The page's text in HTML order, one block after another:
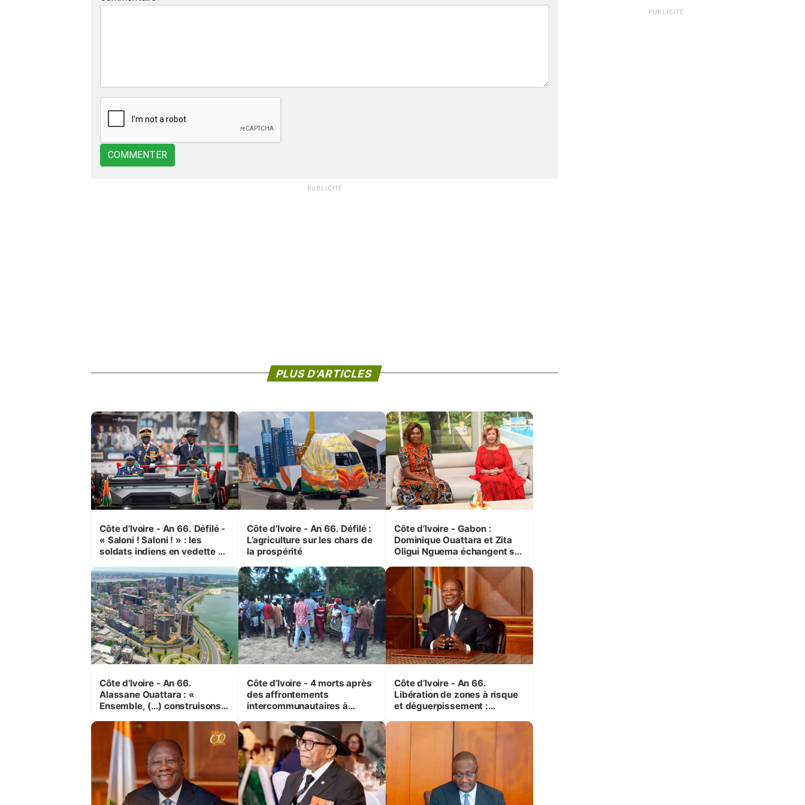
COMMENTER
PUBLICITÉ
PLUS D'ARTICLES
Côte d’Ivoire - An 66. Défilé -
« Saloni ! Saloni ! » : les
soldats indiens en vedette à
Côte d’Ivoire - An 66. Défilé :
L’agriculture sur les chars de
la prospérité
Côte d’Ivoire - Gabon :
Dominique Ouattara et Zita
Oligui Nguema échangent sur
femmes et des enfants
Côte d’Ivoire - An 66.
Alassane Ouattara : «
Ensemble, (…) construisons
mêmes et pour les
générations futures »
Côte d’Ivoire - 4 morts après
des affrontements
intercommunautaires à
correspondant au milieu des
sinistrés
Côte d’Ivoire - An 66.
Libération de zones à risque
et déguerpissement :
respect de l'Etat de droit pour
préserver les vies humaines
PUBLICITÉ